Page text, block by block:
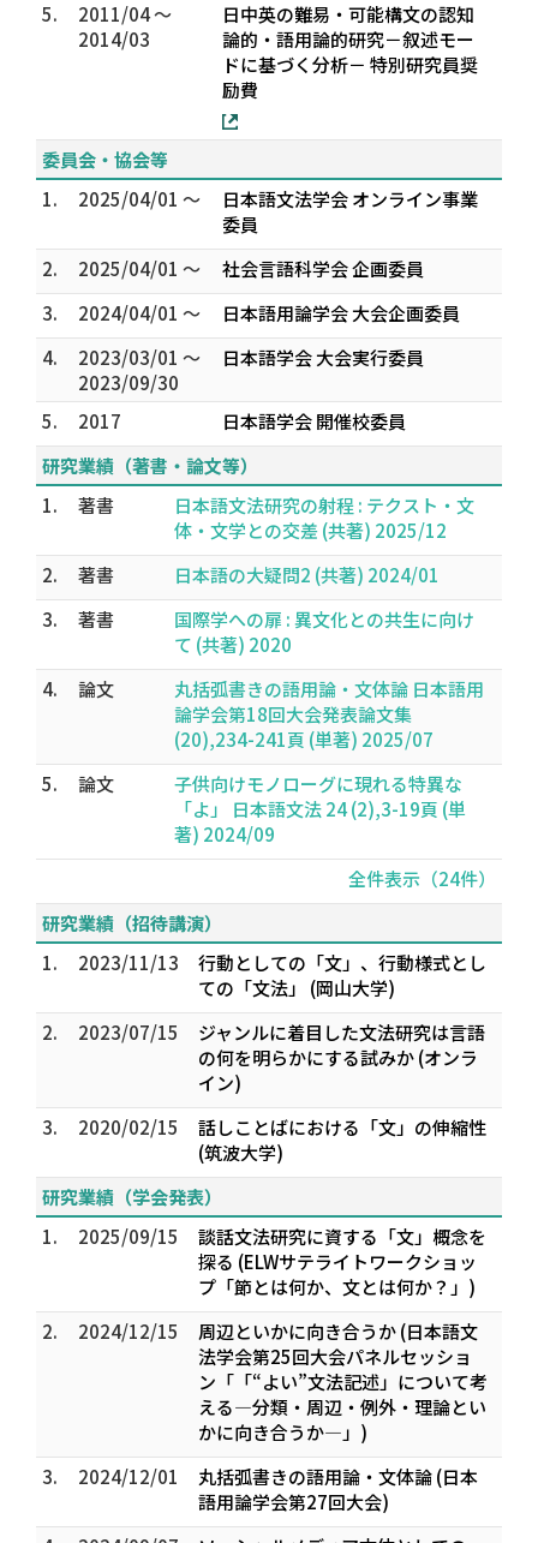
5.
2011/04 ～
2014/03
日中英の難易・可能構文の認知
論的・語用論的研究－叙述モー
ドに基づく分析－ 特別研究員奨
励費
委員会・協会等
1.
2025/04/01 ～
日本語文法学会 オンライン事業
委員
2.
2025/04/01 ～
社会言語科学会 企画委員
3.
2024/04/01 ～
日本語用論学会 大会企画委員
4.
2023/03/01 ～
2023/09/30
日本語学会 大会実行委員
5. 2017
日本語学会 開催校委員
研究業績（著書・論文等）
1.
著書
日本語文法研究の射程 : テクスト・文
体・文学との交差 (共著) 2025/12
2.
著書
日本語の大疑問2 (共著) 2024/01
3.
著書
国際学への扉 : 異文化との共生に向け
て (共著) 2020
4.
論文
丸括弧書きの語用論・文体論 日本語用
論学会第18回大会発表論文集
(20),234-241頁 (単著) 2025/07
5.
論文
子供向けモノローグに現れる特異な
「よ」 日本語文法 24 (2),3-19頁 (単
著) 2024/09
全件表示（24件）
研究業績（招待講演）
1.
2023/11/13
行動としての「文」、行動様式とし
ての「文法」 (岡山大学)
2.
2023/07/15
ジャンルに着目した文法研究は言語
の何を明らかにする試みか (オンラ
イン)
3.
2020/02/15
話しことばにおける「文」の伸縮性
(筑波大学)
研究業績（学会発表）
1.
2025/09/15
談話文法研究に資する「文」概念を
探る (ELWサテライトワークショッ
プ「節とは何か、文とは何か？」)
2.
2024/12/15
周辺といかに向き合うか (日本語文
法学会第25回大会パネルセッショ
ン「「“よい”文法記述」について考
える―分類・周辺・例外・理論とい
かに向き合うか―」)
3.
2024/12/01
丸括弧書きの語用論・文体論 (日本
語用論学会第27回大会)